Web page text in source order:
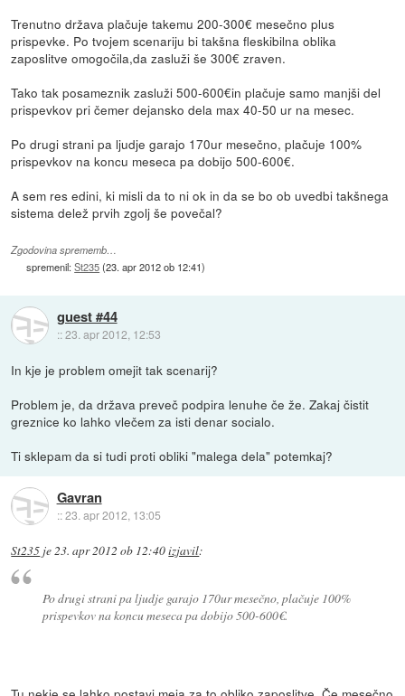
Trenutno država plačuje takemu 200-300€ mesečno plus
prispevke. Po tvojem scenariju bi takšna fleskibilna oblika
zaposlitve omogočila,da zasluži še 300€ zraven.
Tako tak posameznik zasluži 500-600€in plačuje samo manjši del
prispevkov pri čemer dejansko dela max 40-50 ur na mesec.
Po drugi strani pa ljudje garajo 170ur mesečno, plačuje 100%
prispevkov na koncu meseca pa dobijo 500-600€.
A sem res edini, ki misli da to ni ok in da se bo ob uvedbi takšnega
sistema delež prvih zgolj še povečal?
Zgodovina sprememb…
spremenil:St235(23. apr 2012 ob 12:41)
guest #44
::23. apr 2012, 12:53
In kje je problem omejit tak scenarij?
Problem je, da država preveč podpira lenuhe če že. Zakaj čistit
greznice ko lahko vlečem za isti denar socialo.
Ti sklepam da si tudi proti obliki "malega dela" potemkaj?
Gavran
::23. apr 2012, 13:05
St235 je23. apr 2012 ob 12:40izjavil:
Po drugi strani pa ljudje garajo 170ur mesečno, plačuje 100%
prispevkov na koncu meseca pa dobijo 500-600€.